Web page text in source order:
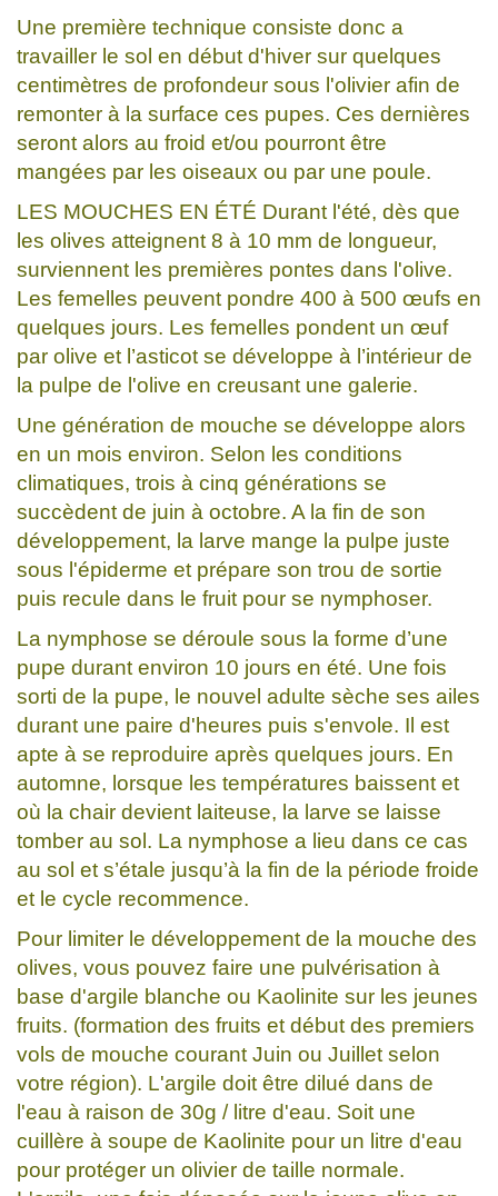
Une première technique consiste donc a
travailler le sol en début d'hiver sur quelques
centimètres de profondeur sous l'olivier afin de
remonter à la surface ces pupes. Ces dernières
seront alors au froid et/ou pourront être
mangées par les oiseaux ou par une poule.
LES MOUCHES EN ÉTÉ Durant l'été, dès que
les olives atteignent 8 à 10 mm de longueur,
surviennent les premières pontes dans l'olive.
Les femelles peuvent pondre 400 à 500 œufs en
quelques jours. Les femelles pondent un œuf
par olive et l’asticot se développe à l’intérieur de
la pulpe de l'olive en creusant une galerie.
Une génération de mouche se développe alors
en un mois environ. Selon les conditions
climatiques, trois à cinq générations se
succèdent de juin à octobre. A la fin de son
développement, la larve mange la pulpe juste
sous l'épiderme et prépare son trou de sortie
puis recule dans le fruit pour se nymphoser.
La nymphose se déroule sous la forme d’une
pupe durant environ 10 jours en été. Une fois
sorti de la pupe, le nouvel adulte sèche ses ailes
durant une paire d'heures puis s'envole. Il est
apte à se reproduire après quelques jours. En
automne, lorsque les températures baissent et
où la chair devient laiteuse, la larve se laisse
tomber au sol. La nymphose a lieu dans ce cas
au sol et s’étale jusqu’à la fin de la période froide
et le cycle recommence.
Pour limiter le développement de la mouche des
olives, vous pouvez faire une pulvérisation à
base d'argile blanche ou Kaolinite sur les jeunes
fruits. (formation des fruits et début des premiers
vols de mouche courant Juin ou Juillet selon
votre région). L'argile doit être dilué dans de
l'eau à raison de 30g / litre d'eau. Soit une
cuillère à soupe de Kaolinite pour un litre d'eau
pour protéger un olivier de taille normale.